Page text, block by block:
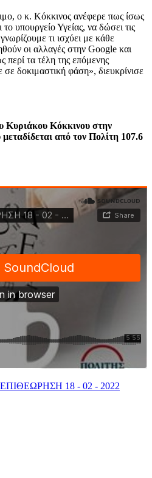
ο κ. Κόκκινος ανέφερε πως ίσως
υπουργείο Υγείας, να δώσει τις
τι ισχύει με κάθε
οι αλλαγές στην Google και
περί τα τέλη της επόμενης
δοκιμαστική φάση», διευκρίνισε
Κυριάκου Κόκκινου στην
από τον Πολίτη 107.6
18 - 02 - 2022